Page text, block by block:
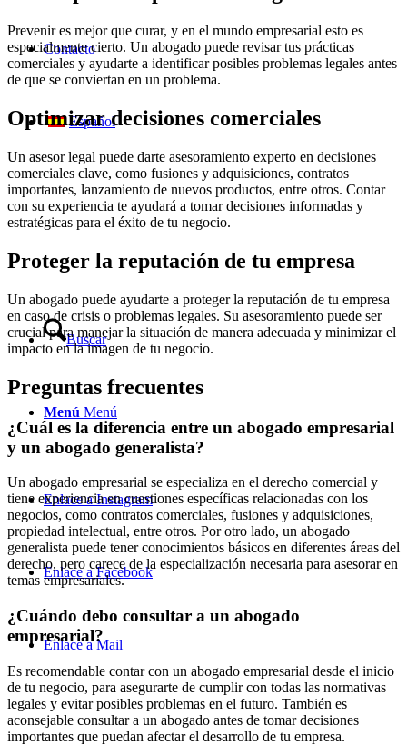
Contacto
Español
Buscar
Menú Menú
Enlace a Instagram
Enlace a Facebook
Enlace a Mail
Prevenir es mejor que curar, y en el mundo empresarial esto es
especialmente cierto. Un abogado puede revisar tus prácticas
comerciales y ayudarte a identificar posibles problemas legales antes
de que se conviertan en un problema.
Optimizar decisiones comerciales
Un asesor legal puede darte asesoramiento experto en decisiones
comerciales clave, como fusiones y adquisiciones, contratos
importantes, lanzamiento de nuevos productos, entre otros. Contar
con su experiencia te ayudará a tomar decisiones informadas y
estratégicas para el éxito de tu negocio.
Proteger la reputación de tu empresa
Un abogado puede ayudarte a proteger la reputación de tu empresa
en caso de crisis o problemas legales. Su asesoramiento puede ser
crucial para manejar la situación de manera adecuada y minimizar el
impacto en la imagen de tu negocio.
Preguntas frecuentes
¿Cuál es la diferencia entre un abogado empresarial
y un abogado generalista?
Un abogado empresarial se especializa en el derecho comercial y
tiene experiencia en cuestiones específicas relacionadas con los
negocios, como contratos comerciales, fusiones y adquisiciones,
propiedad intelectual, entre otros. Por otro lado, un abogado
generalista puede tener conocimientos básicos en diferentes áreas del
derecho, pero carece de la especialización necesaria para asesorar en
temas empresariales.
¿Cuándo debo consultar a un abogado
empresarial?
Es recomendable contar con un abogado empresarial desde el inicio
de tu negocio, para asegurarte de cumplir con todas las normativas
legales y evitar posibles problemas en el futuro. También es
aconsejable consultar a un abogado antes de tomar decisiones
importantes que puedan afectar el desarrollo de tu empresa.